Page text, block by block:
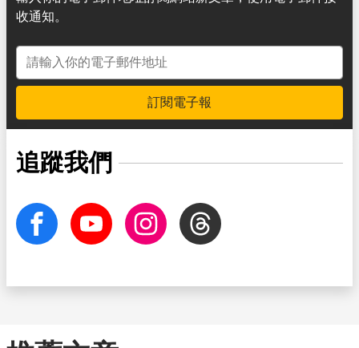
收通知。
電子郵件地址
訂閱電子報
追蹤我們
facebook Youtube InstagramThreads